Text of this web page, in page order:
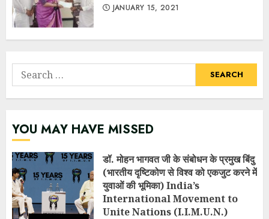
JANUARY 15, 2021
Search
for:
YOU MAY HAVE MISSED
डॉ. मोहन भागवत जी के संबोधन के प्रमुख बिंदु
(भारतीय दृष्टिकोण से विश्व को एकजुट करने में
युवाओं की भूमिका) India’s
International Movement to
Unite Nations (I.I.M.U.N.)